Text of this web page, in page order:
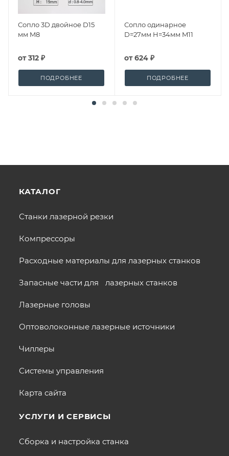
Сопло 3D двойное D15
мм M8
от312 ₽
ПОДРОБНЕЕ
Сопло одинарное
D=27мм H=34мм M11
от624 ₽
ПОДРОБНЕЕ
КАТАЛОГ
Станки лазерной резки
Компрессоры
Расходные материалы для лазерных станков
Запасные части для лазерных станков
Лазерные головы
Оптоволоконные лазерные источники
Чиллеры
Системы управления
Карта сайта
УСЛУГИ И СЕРВИСЫ
Сборка и настройка станка